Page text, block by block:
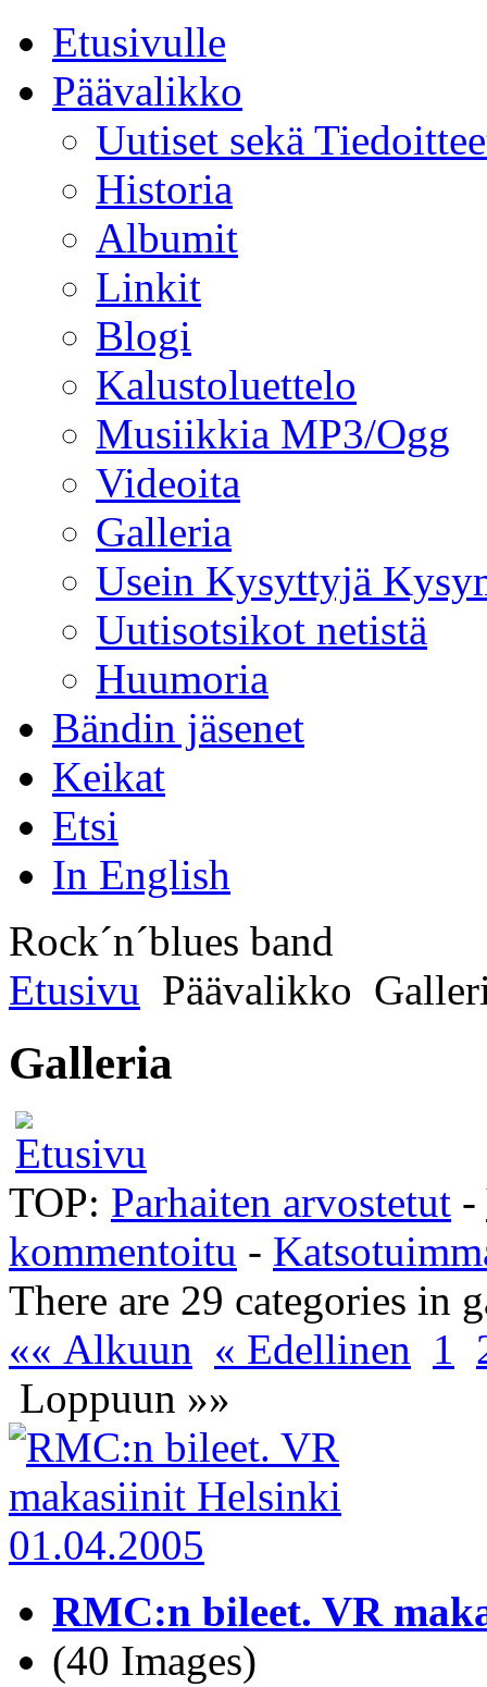
Etusivulle
Päävalikko
Uutiset sekä
Historia
Albumit
Linkit
Blogi
Kalustoluettelo
Musiikkia MP3/Ogg
Videoita
Galleria
Usein Kysyttyjä
Uutisotsikot netistä
Huumoria
Bändin jäsenet
Keikat
Etsi
In English
Rock´n´blues band
Etusivu Päävalikko
Galleria
TOP: Parhaiten arvostetut -
kommentoitu -
There are 29 categories in
«« Alkuun « Edellinen 1
Loppuun »»
RMC:n bileet. VR
(40 Images)